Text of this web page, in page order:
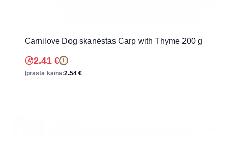
Carnilove Dog skanėstas Carp with Thyme 200 g
2.41 € !
Įprasta kaina:2.54 €